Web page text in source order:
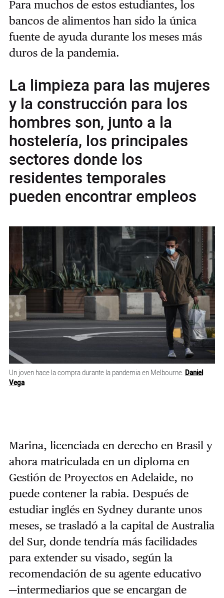
Para muchos de estos estudiantes, los
bancos de alimentos han sido la única
fuente de ayuda durante los meses más
duros de la pandemia.
La limpieza para las mujeres
y la construcción para los
hombres son, junto a la
hostelería, los principales
sectores donde los
residentes temporales
pueden encontrar empleos
Un joven hace la compra durante la pandemia en Melbourne. Daniel
Vega
Marina, licenciada en derecho en Brasil y
ahora matriculada en un diploma en
Gestión de Proyectos en Adelaide, no
puede contener la rabia. Después de
estudiar inglés en Sydney durante unos
meses, se trasladó a la capital de Australia
del Sur, donde tendría más facilidades
para extender su visado, según la
recomendación de su agente educativo
─intermediarios que se encargan de